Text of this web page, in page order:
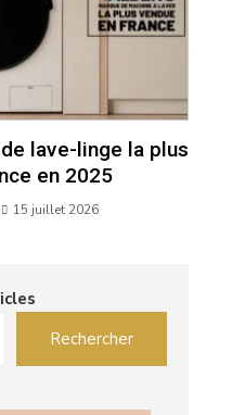
lave-linge la plus
en 2025
15 juillet 2026
Rechercher